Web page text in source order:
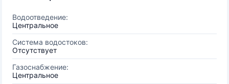
Водоотведение:
Центральное
Система водостоков:
Отсутствует
Газоснабжение:
Центральное